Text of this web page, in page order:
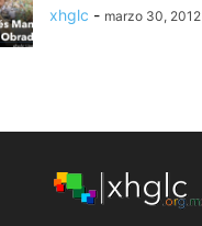
xhglc - marzo 30, 2012